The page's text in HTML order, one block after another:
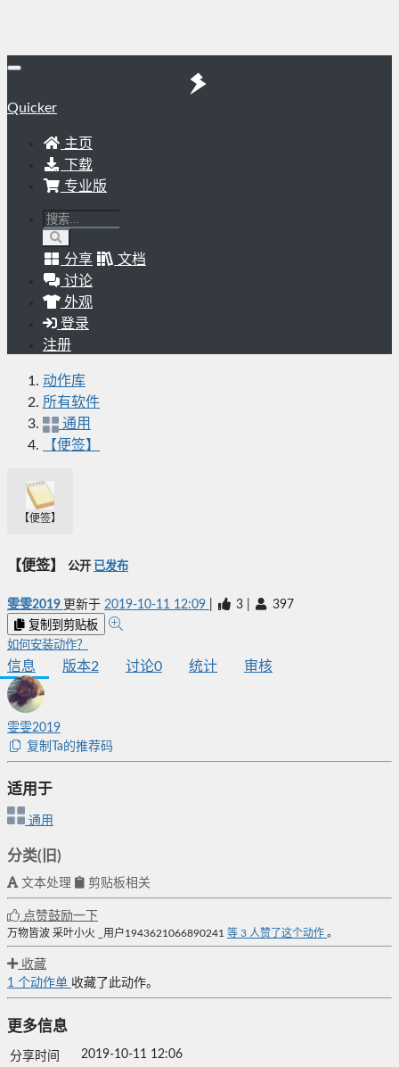
Quicker
主页
下载
专业版
分享
文档
讨论
外观
登录
注册
动作库
所有软件
通用
【便签】
【便签】
【便签】 公开 已发布
雯雯2019 更新于 2019-10-11 12:09 3 397
复制到剪贴板
如何安装动作？
信息 版本2 讨论0 统计 审核
雯雯2019
复制Ta的推荐码
适用于
通用
分类(旧)
文本处理 剪贴板相关
点赞鼓励一下
万物皆波 采叶小火 _用户1943621066890241 等 3 人赞了这个动作 。
收藏
1 个动作单 收藏了此动作。
更多信息
分享时间
2019-10-11 12:06